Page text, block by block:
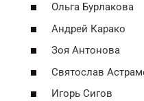
Ольга Бурлакова
Андрей Карако
Зоя Антонова
Святослав
Игорь Сигов